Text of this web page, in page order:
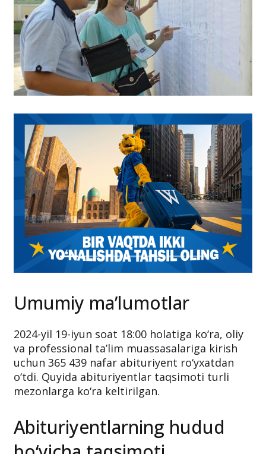
Umumiy ma’lumotlar
2024-yil 19-iyun soat 18:00 holatiga ko‘ra, oliy
va professional ta’lim muassasalariga kirish
uchun 365 439 nafar abituriyent ro‘yxatdan
o‘tdi. Quyida abituriyentlar taqsimoti turli
mezonlarga ko‘ra keltirilgan.
Abituriyentlarning hudud